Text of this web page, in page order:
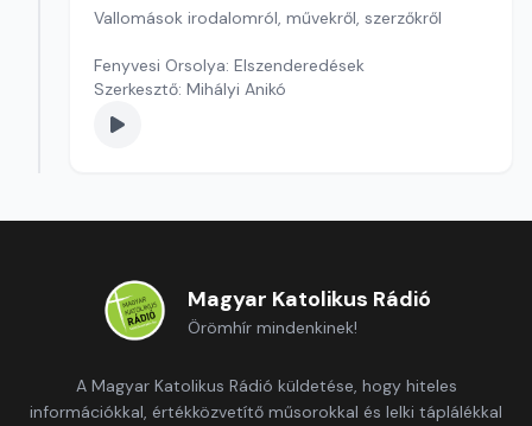
Vallomások irodalomról, művekről, szerzőkről
Fenyvesi Orsolya: Elszenderedések
Szerkesztő: Mihályi Anikó
Magyar Katolikus Rádió
Örömhír mindenkinek!
A Magyar Katolikus Rádió küldetése, hogy hiteles
információkkal, értékközvetítő műsorokkal és lelki táplálékkal